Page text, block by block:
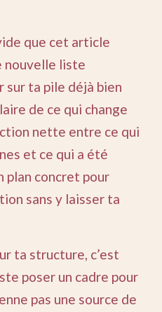
que cet article
nouvelle liste
sur ta pile déjà bien
de ce qui change
nette entre ce qui
et ce qui a été
plan concret pour
sans y laisser ta
ta structure, c’est
poser un cadre pour
pas une source de